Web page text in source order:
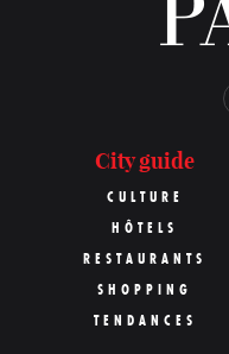
City guide
CULTURE
HÔTELS
RESTAURANTS
SHOPPING
TENDANCES